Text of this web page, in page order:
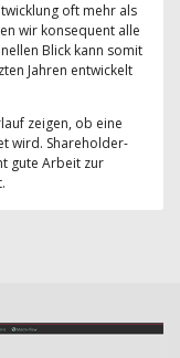
oft mehr als
wir konsequent alle
Blick kann somit
Jahren entwickelt
zeigen, ob eine
wird. Shareholder-
gute Arbeit zur